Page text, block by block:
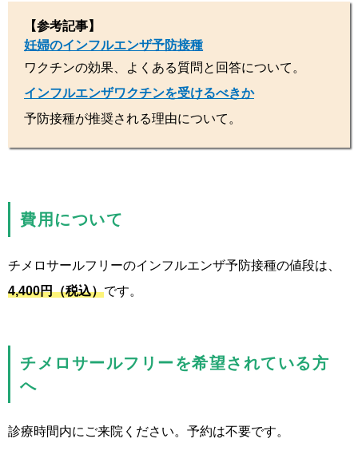
【参考記事】
妊婦のインフルエンザ予防接種
ワクチンの効果、よくある質問と回答について。
インフルエンザワクチンを受けるべきか
予防接種が推奨される理由について。
費用について
チメロサールフリーのインフルエンザ予防接種の値段は、
4,400円（税込）です。
チメロサールフリーを希望されている方
へ
診療時間内にご来院ください。予約は不要です。